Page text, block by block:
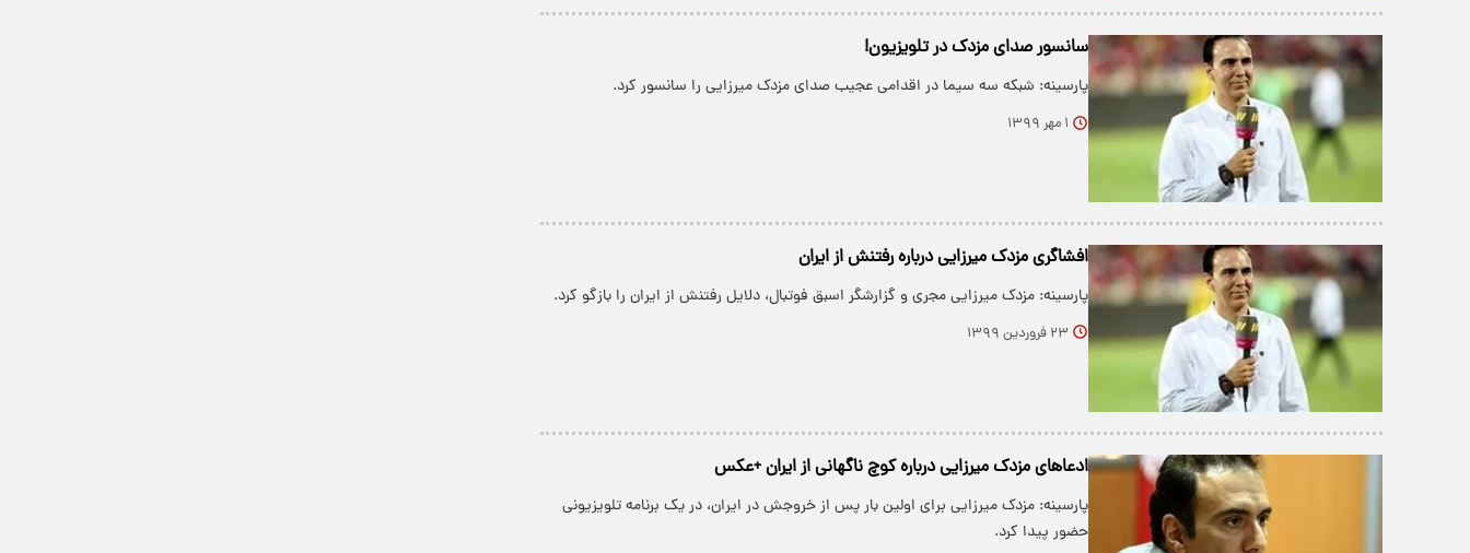
سانسور صدای مزدک در تلویزیون!
پارسینه: شبکه سه سیما در اقدامی عجیب صدای مزدک میرزایی را سانسور کرد.
۱ مهر ۱۳۹۹
افشاگری مزدک میرزایی درباره رفتنش از ایران
پارسینه: مزدک میرزایی مجری و گزارشگر اسبق فوتبال، دلایل رفتنش از ایران را بازگو کرد.
۲۳ فروردین ۱۳۹۹
ادعا‌های مزدک میرزایی درباره کوچ ناگهانی از ایران +عکس
پارسینه: مزدک میرزایی برای اولین بار پس از خروجش در ایران، در یک برنامه تلویزیونی
حضور پیدا کرد.